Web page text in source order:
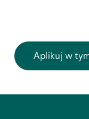
Aplikuj w